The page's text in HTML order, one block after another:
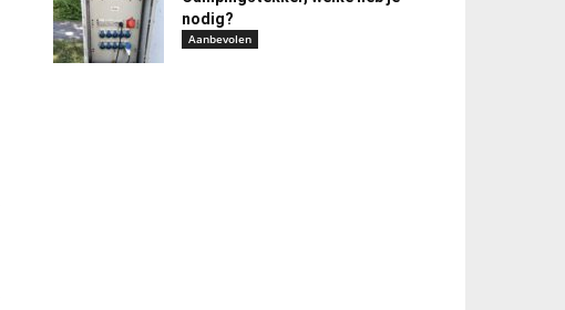
nodig?
Aanbevolen